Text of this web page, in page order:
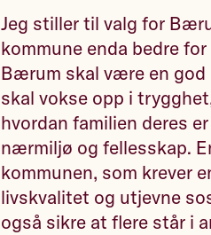
Jeg stiller til valg for
kommune enda bedre
Bærum skal være en god
skal vokse opp i
hvordan familien deres
nærmiljø og fellesskap.
kommunen, som krever
livskvalitet og utjevne
også sikre at flere står i